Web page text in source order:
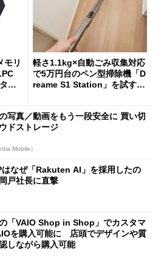
モリ
イ
軽さ1.1kg×自動ごみ収集対応
で5万円台のペン型掃除機「D
reame S1 Station」を試す
写真／動画をもう一段安全に 買い切
ドストレージ
Mobile）
はなぜ「Rakuten AI」を採用したの
戸社長に直撃
「VAIO Shop in Shop」でカスタマ
を購入可能に 店頭でデザインや質
しながら購入可能